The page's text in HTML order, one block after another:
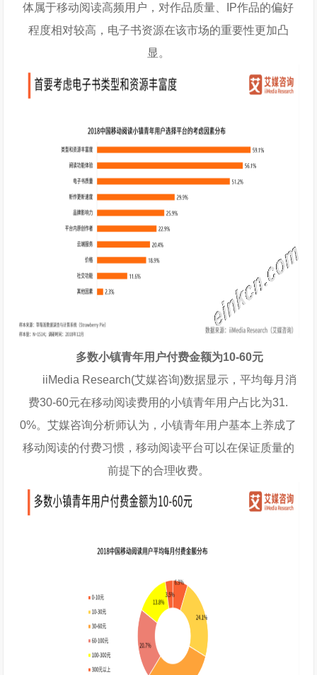
体属于移动阅读高频用户，对作品质量、IP作品的偏好
程度相对较高，电子书资源在该市场的重要性更加凸
显。
多数小镇青年用户付费金额为10-60元
iiMedia Research(艾媒咨询)数据显示，平均每月消
费30-60元在移动阅读费用的小镇青年用户占比为31.
0%。艾媒咨询分析师认为，小镇青年用户基本上养成了
移动阅读的付费习惯，移动阅读平台可以在保证质量的
前提下的合理收费。